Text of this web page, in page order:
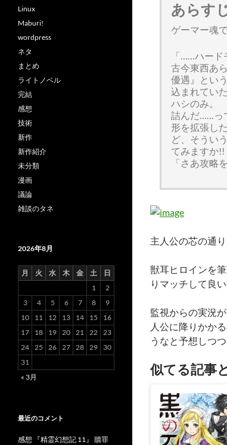
あらす
ゲーマー魂
「……ハード
古今東西あ
優遇』とい
込まれてい
ハシのみ。
詰んだ……っ
形を拡張し
ど、そうい
てみますか!!
「さあ攻略
主人公の芯の通
獣耳ヒロインを
りマッチして良
監視からの実況
人公に降りかか
うなと予想しつ
似てる記事
Linux
Maburi!
wordpress
ネタ
まとめ
ライトノベル
完結
感想
技術
新作
新作紹介
未分類
漫画
議論
雑談のタネ
2026年8月
月 火 水 木 金 土
日
1
2
3
4 5 6 7 8
9
10
11 12 13 14 15
16
17
18 19 20 21 22 23
24 25 26 27 28 29
30
31
« 3月
最近のコメント
感想 『精霊幻想記 11』 贖罪